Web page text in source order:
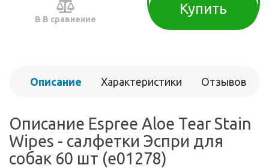
В В сравнение
Купить
Описание Характеристики Отзывов
Описание Espree Aloe Tear Stain
Wipes - салфетки Эспри для
собак 60 шт (e01278)